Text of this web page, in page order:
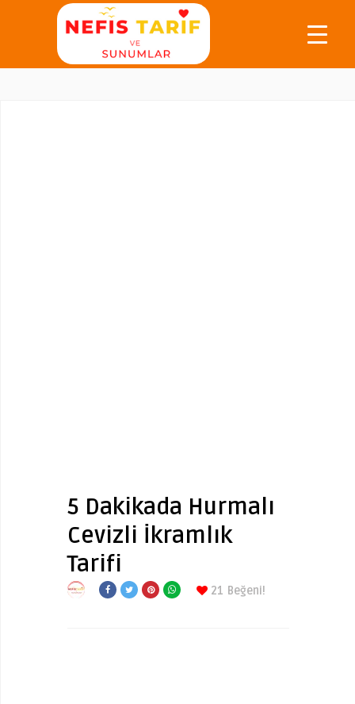
5 Dakikada Hurmalı
Cevizli İkramlık
Tarifi
21 Beğeni!